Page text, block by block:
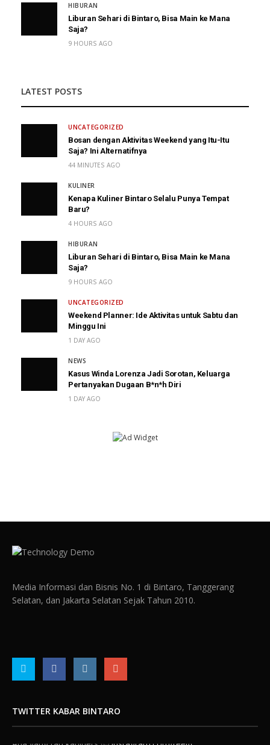
HIBURAN
Liburan Sehari di Bintaro, Bisa Main ke Mana
Saja?
9 HOURS AGO
LATEST POSTS
UNCATEGORIZED
Bosan dengan Aktivitas Weekend yang Itu-Itu
Saja? Ini Alternatifnya
44 MINUTES AGO
KULINER
Kenapa Kuliner Bintaro Selalu Punya Tempat
Baru?
4 HOURS AGO
HIBURAN
Liburan Sehari di Bintaro, Bisa Main ke Mana
Saja?
9 HOURS AGO
UNCATEGORIZED
Weekend Planner: Ide Aktivitas untuk Sabtu dan
Minggu Ini
1 DAY AGO
NEWS
Kasus Winda Lorenza Jadi Sorotan, Keluarga
Pertanyakan Dugaan B*n*h Diri
1 DAY AGO
Media Informasi dan Bisnis No. 1 di Bintaro, Tanggerang
Selatan, dan Jakarta Selatan Sejak Tahun 2010.
TWITTER KABAR BINTARO
Ada yang tau kabiners 🤔instagram.com/reel/C…